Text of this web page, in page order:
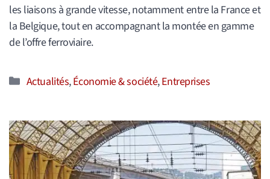
les liaisons à grande vitesse, notamment entre la France et
la Belgique, tout en accompagnant la montée en gamme
de l’offre ferroviaire.
Catégories
Actualités,Économie & société,Entreprises